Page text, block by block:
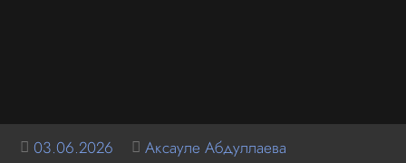
03.06.2026 Аксауле Абдуллаева